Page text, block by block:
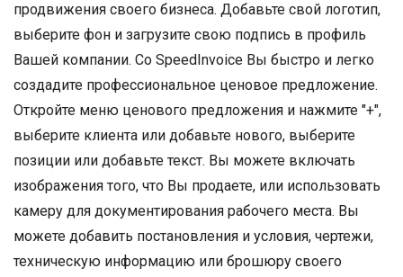
продвижения своего бизнеса. Добавьте свой логотип,
выберите фон и загрузите свою подпись в профиль
Вашей компании. Со SpeedInvoice Вы быстро и легко
создадите профессиональное ценовое предложение.
Откройте меню ценового предложения и нажмите "+",
выберите клиента или добавьте нового, выберите
позиции или добавьте текст. Вы можете включать
изображения того, что Вы продаете, или использовать
камеру для документирования рабочего места. Вы
можете добавить постановления и условия, чертежи,
техническую информацию или брошюру своего